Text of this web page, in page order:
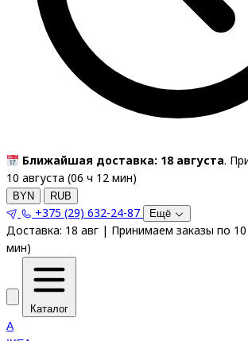
Ближайшая доставка: 18 августа.
10 августа (06 ч 12 мин)
BYN RUB
+375 (29) 632-24-87 Ещё
Доставка: 18 авг | Принимаем заказы по 10
мин)
Каталог
A